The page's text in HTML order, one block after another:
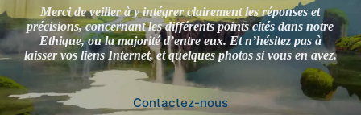
Merci de veiller à y intégrer clairement les réponses et
précisions, concernant les différents points cités dans notre
Ethique, ou la majorité d’entre eux. Et n’hésitez pas à
laisser vos liens Internet, et quelques photos si vous en avez.
Contactez-nous